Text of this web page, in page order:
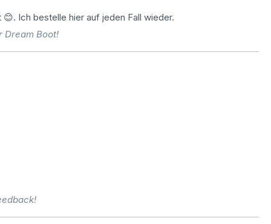
Ich bestelle hier auf jeden Fall wieder.
Dream Boot!